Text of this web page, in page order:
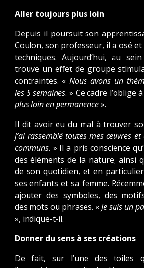
Aller toujours plus loin
Depuis il poursuit son
Coulon, son professeur, il a osé et
techniques. Aujourd’hui, au
trouve un effet de groupe
contraintes. «Nous avons un
les 5 semaines. » Ce cadre l’oblige
plus loin en permanence».
Il dit avoir eu du mal à trouver
j’ai rassemblé toutes mes œuvres et
communs. » Il a pris conscience
des éléments de la nature, ainsi
de son quotidien, et en
ses enfants et sa femme.
ajouter des symboles, des
des mots ou phrases. «Je suis un
», indique-t-il.
Donner du sens à ses créations
De fait, sur l’une des toiles